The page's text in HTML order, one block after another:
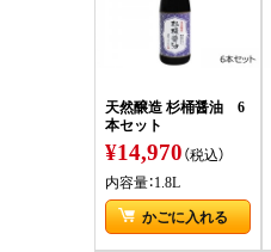
天然醸造 杉桶醤油 6
本セット
¥14,970（税込）
内容量：1.8L
かごに入れる